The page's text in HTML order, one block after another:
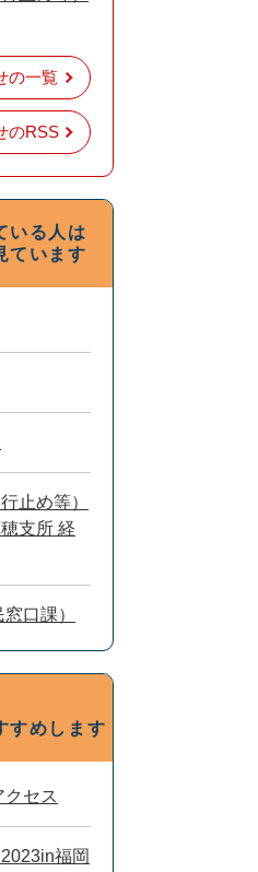
の一覧
のRSS
いる人は
ています
止め等）
支所 経
口課）
すめします
クセス
福岡